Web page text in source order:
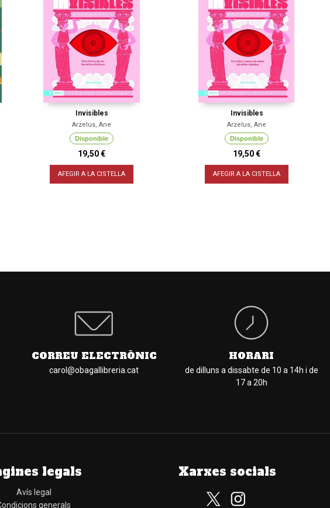
Invisibles
Arzelus, Ane
Disponible
19,50 €
AFEGIR A LA CISTELLA
Invisibles
Arzelus, Ane
Disponible
19,50 €
AFEGIR A LA CISTELLA
CORREU ELECTRÒNIC
carol@obagallibreria.cat
HORARI
de dilluns a dissabte de 10 a 14h i de
17 a 20h
legals
Avís legal
generals
Xarxes socials